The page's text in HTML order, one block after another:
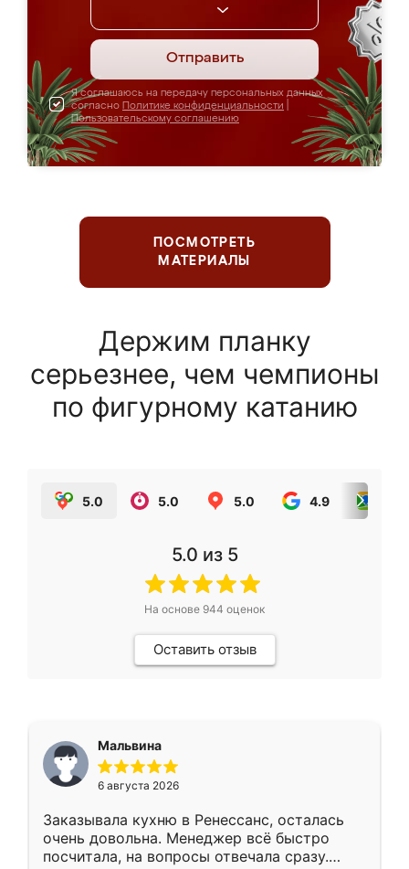
Отправить
Я соглашаюсь на передачу персональных данных
согласно Политике конфиденциальности
Пользовательскому соглашению
ПОСМОТРЕТЬ
МАТЕРИАЛЫ
Держим планку
серьезнее, чем чемпионы
по фигурному катанию
5.0 5.0 5.0 4.9
5.0 из 5
На основе 944 оценок
Оставить отзыв
Мальвина
6 августа 2026
Заказывала кухню в Ренессанс, осталась
очень довольна. Менеджер всё быстро
посчитала, на вопросы отвечала сразу.